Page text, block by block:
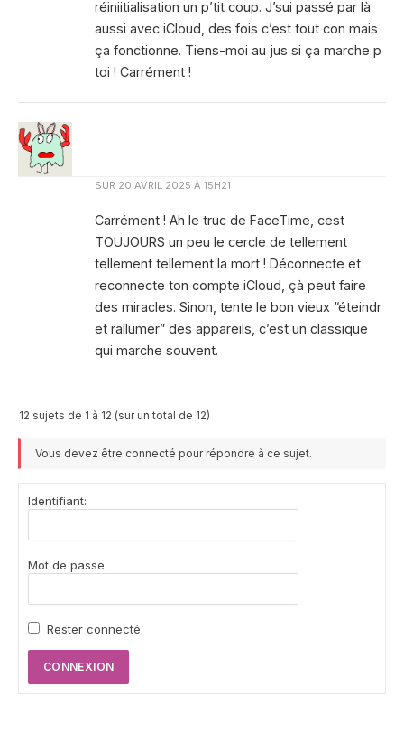
réiniitialisation un p’tit coup. J’sui passé par là
aussi avec iCloud, des fois c’est tout con mais
ça fonctionne. Tiens-moi au jus si ça marche p
toi ! Carrément !
SUR 20 AVRIL 2025 À 15H21
Carrément ! Ah le truc de FaceTime, cest
TOUJOURS un peu le cercle de tellement
tellement tellement la mort ! Déconnecte et
reconnecte ton compte iCloud, çà peut faire
des miracles. Sinon, tente le bon vieux “éteindr
et rallumer” des appareils, c’est un classique
qui marche souvent.
12 sujets de 1 à 12 (sur un total de 12)
Vous devez être connecté pour répondre à ce sujet.
Identifiant:
Mot de passe:
Rester connecté
CONNEXION